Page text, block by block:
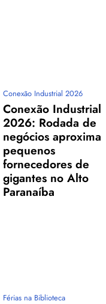
Conexão Industrial 2026
Conexão Industrial
2026: Rodada de
negócios aproxima
pequenos
fornecedores de
gigantes no Alto
Paranaíba
Férias na Biblioteca